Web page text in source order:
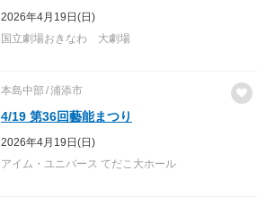
2026年4月19日(日)
国立劇場おきなわ 大劇場
本島中部 浦添市
4/19 第36回藝能まつり
2026年4月19日(日)
アイム・ユニバース てだこ大ホール